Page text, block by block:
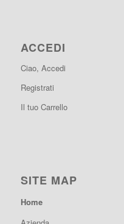
ACCEDI
Ciao, Accedi
Registrati
Il tuo Carrello
SITE MAP
Home